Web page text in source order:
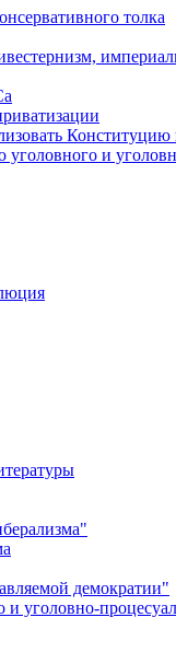
толка
и
демократии"
уголовно-